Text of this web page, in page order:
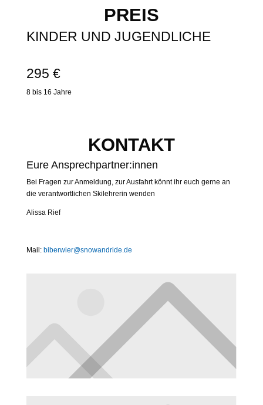
PREIS
KINDER UND JUGENDLICHE
295 €
8 bis 16 Jahre
KONTAKT
Eure Ansprechpartner:innen
Bei Fragen zur Anmeldung, zur Ausfahrt könnt ihr euch gerne an
die verantwortlichen Skilehrerin wenden
Alissa Rief
Mail: biberwier@snowandride.de